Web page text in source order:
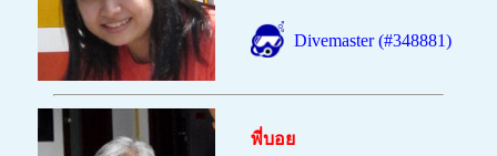
Divemaster (#348881)
พี่บอย